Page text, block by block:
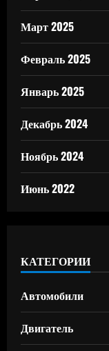
Март 2025
Февраль 2025
Январь 2025
Декабрь 2024
Ноябрь 2024
Июнь 2022
КАТЕГОРИИ
Автомобили
Двигатель